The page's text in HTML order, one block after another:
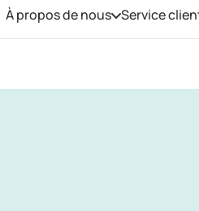
À propos de nousOuvrez le
Service